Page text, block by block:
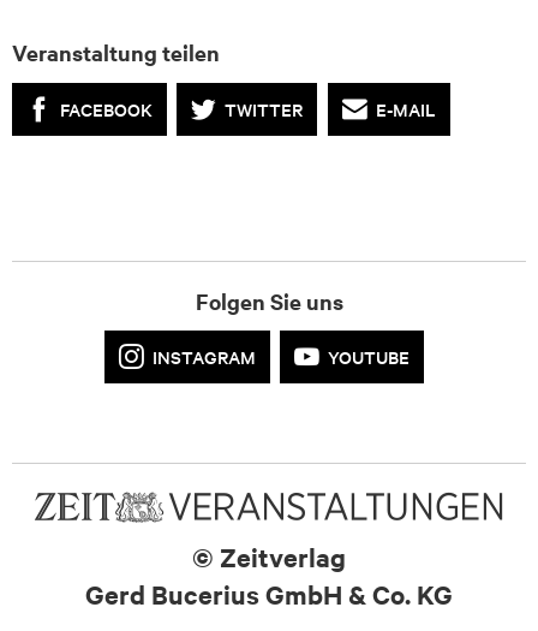
Veranstaltung teilen
FACEBOOK TWITTER E-MAIL
Folgen Sie uns
INSTAGRAM YOUTUBE
© Zeitverlag
Gerd Bucerius GmbH & Co. KG